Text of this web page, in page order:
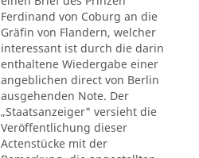
Ferdinand von Coburg an die
Gräfin von Flandern, welcher
interessant ist durch die darin
enthaltene Wiedergabe einer
angeblichen direct von Berlin
ausgehenden Note. Der
„Staatsanzeiger" versieht die
Veröffentlichung dieser
Actenstücke mit der